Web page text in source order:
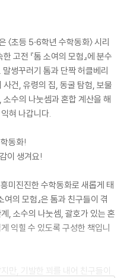
〈초등 5·6학년 수학동화〉 시리
고전 『톰 소여의 모험』에 분수
썽꾸러기 톰과 단짝 허클베리
건, 유령의 집, 동굴 탐험, 보물
수의 나눗셈과 혼합 계산을 해
혀 나갑니다.
동화!
이 생겨요!
흥미진진한 수학동화로 새롭게 태
의 모험』은 톰과 친구들이 겪
, 소수의 나눗셈, 괄호가 있는 혼
익힐 수 있도록 구성한 책입니
만, 기발한 꾀를 내어 친구들이